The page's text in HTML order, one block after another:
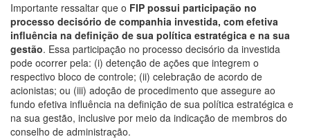
Importante ressaltar que o FIP possui participação no
processo decisório de companhia investida, com efetiva
influência na definição de sua política estratégica e na sua
gestão. Essa participação no processo decisório da investida
pode ocorrer pela: (i) detenção de ações que integrem o
respectivo bloco de controle; (ii) celebração de acordo de
acionistas; ou (iii) adoção de procedimento que assegure ao
fundo efetiva influência na definição de sua política estratégica e
na sua gestão, inclusive por meio da indicação de membros do
conselho de administração.